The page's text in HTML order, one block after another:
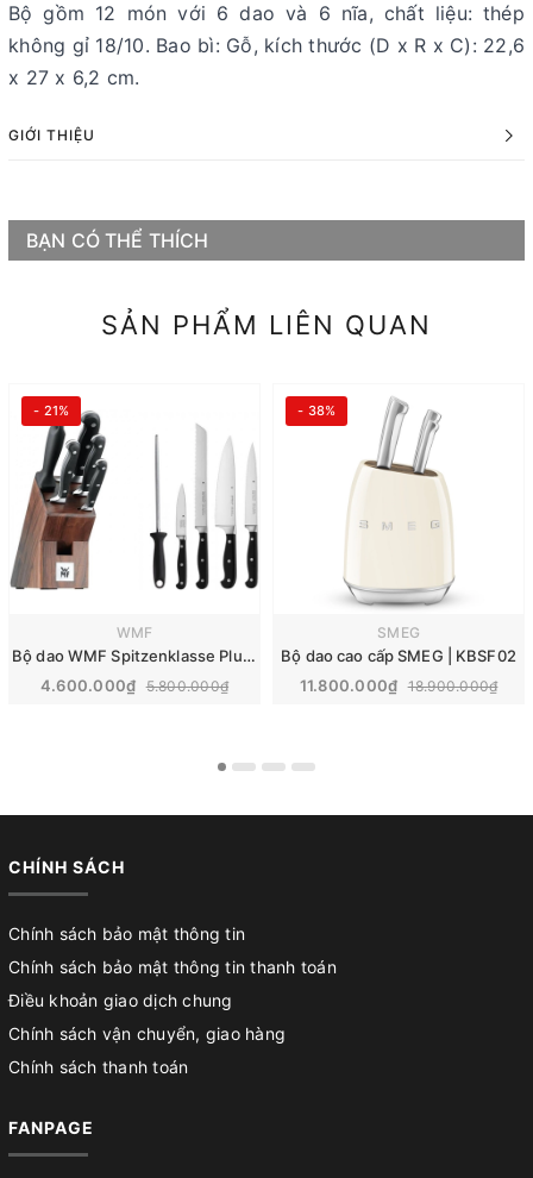
Bộ gồm 12 món với 6 dao và 6 nĩa, chất liệu: thép
không gỉ 18/10. Bao bì: Gỗ, kích thước (D x R x C): 22,6
x 27 x 6,2 cm.
GIỚI THIỆU
BẠN CÓ THỂ THÍCH
SẢN PHẨM LIÊN QUAN
- 21%
WMF
Bộ dao WMF Spitzenklasse Plus Messerblock | 6 món
4.600.000₫ 5.800.000₫
- 38%
SMEG
Bộ dao cao cấp SMEG | KBSF02
11.800.000₫ 18.900.000₫
CHÍNH SÁCH
Chính sách bảo mật thông tin
Chính sách bảo mật thông tin thanh toán
Điều khoản giao dịch chung
Chính sách vận chuyển, giao hàng
Chính sách thanh toán
FANPAGE